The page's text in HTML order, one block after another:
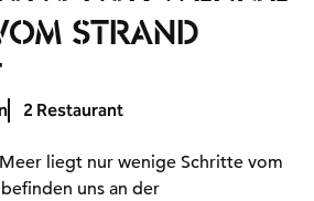
STRAND
2 Restaurant
liegt nur wenige Schritte vom
uns an der